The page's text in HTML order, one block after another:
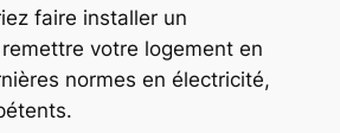
faire installer un
votre logement en
normes en électricité,